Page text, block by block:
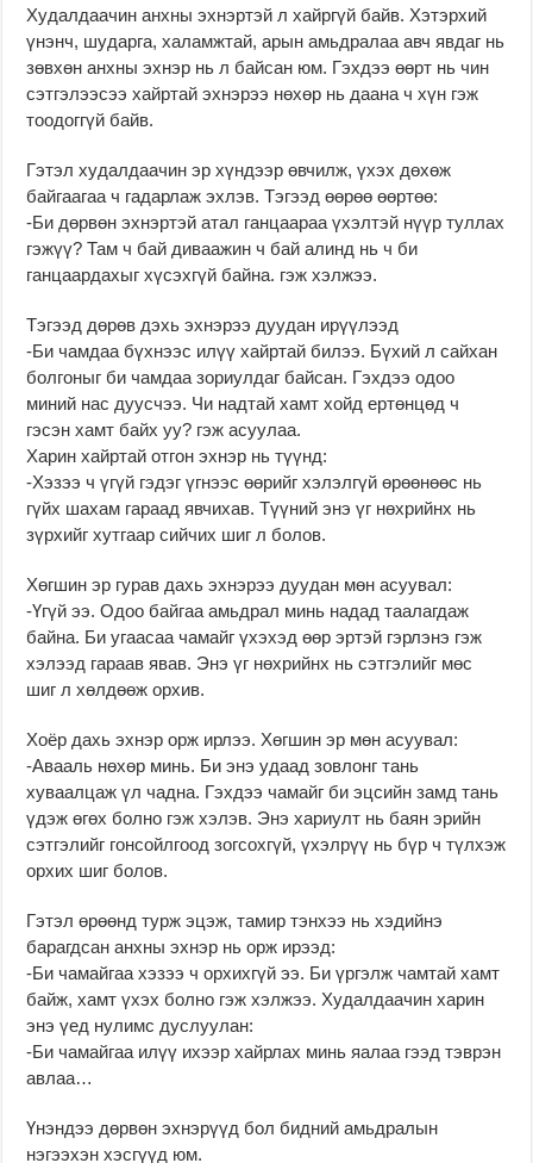
Худалдаачин анхны эхнэртэй л хайргүй байв. Хэтэрхий
үнэнч, шударга, халамжтай, арын амьдралаа авч явдаг нь
зөвхөн анхны эхнэр нь л байсан юм. Гэхдээ өөрт нь чин
сэтгэлээсээ хайртай эхнэрээ нөхөр нь даана ч хүн гэж
тоодоггүй байв.
Гэтэл худалдаачин эр хүндээр өвчилж, үхэх дөхөж
байгаагаа ч гадарлаж эхлэв. Тэгээд өөрөө өөртөө:
-Би дөрвөн эхнэртэй атал ганцаараа үхэлтэй нүүр туллах
гэжүү? Там ч бай диваажин ч бай алинд нь ч би
ганцаардахыг хүсэхгүй байна. гэж хэлжээ.
Тэгээд дөрөв дэхь эхнэрээ дуудан ирүүлээд
-Би чамдаа бүхнээс илүү хайртай билээ. Бүхий л сайхан
болгоныг би чамдаа зориулдаг байсан. Гэхдээ одоо
миний нас дуусчээ. Чи надтай хамт хойд ертөнцөд ч
гэсэн хамт байх уу? гэж асуулаа.
Харин хайртай отгон эхнэр нь түүнд:
-Хэзээ ч үгүй гэдэг үгнээс өөрийг хэлэлгүй өрөөнөөс нь
гүйх шахам гараад явчихав. Түүний энэ үг нөхрийнх нь
зүрхийг хутгаар сийчих шиг л болов.
Хөгшин эр гурав дахь эхнэрээ дуудан мөн асуувал:
-Үгүй ээ. Одоо байгаа амьдрал минь надад таалагдаж
байна. Би угаасаа чамайг үхэхэд өөр эртэй гэрлэнэ гэж
хэлээд гараав явав. Энэ үг нөхрийнх нь сэтгэлийг мөс
шиг л хөлдөөж орхив.
Хоёр дахь эхнэр орж ирлээ. Хөгшин эр мөн асуувал:
-Авааль нөхөр минь. Би энэ удаад зовлонг тань
хуваалцаж үл чадна. Гэхдээ чамайг би эцсийн замд тань
үдэж өгөх болно гэж хэлэв. Энэ хариулт нь баян эрийн
сэтгэлийг гонсойлгоод зогсохгүй, үхэлрүү нь бүр ч түлхэж
орхих шиг болов.
Гэтэл өрөөнд турж эцэж, тамир тэнхээ нь хэдийнэ
барагдсан анхны эхнэр нь орж ирээд:
-Би чамайгаа хэзээ ч орхихгүй ээ. Би үргэлж чамтай хамт
байж, хамт үхэх болно гэж хэлжээ. Худалдаачин харин
энэ үед нулимс дуслуулан:
-Би чамайгаа илүү ихээр хайрлах минь яалаа гээд тэврэн
авлаа…
Үнэндээ дөрвөн эхнэрүүд бол бидний амьдралын
нэгээхэн хэсгүүд юм.